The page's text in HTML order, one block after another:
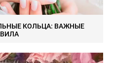
КОЛЬЦА: ВАЖНЫЕ